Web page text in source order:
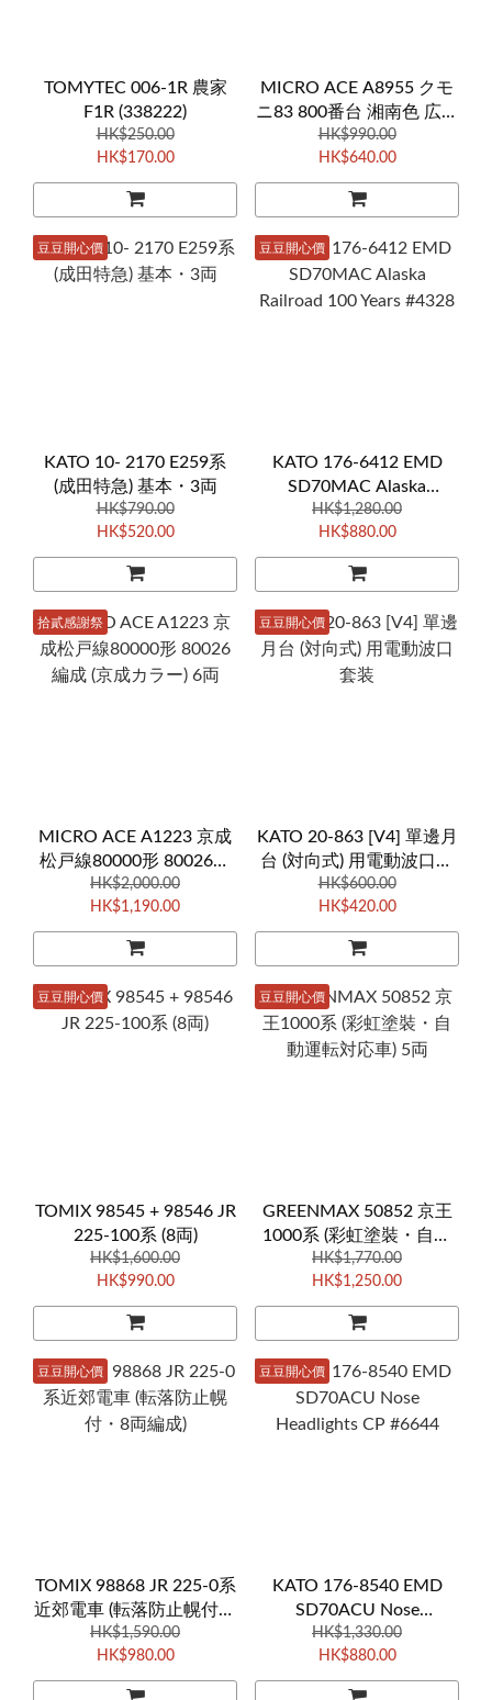
TOMYTEC 006-1R 農家
F1R (338222)
HK$250.00
HK$170.00
MICRO ACE A8955 クモ
ニ83 800番台 湘南色 広島
運転所 2両 (雙動力車)
HK$990.00
HK$640.00
豆豆開心價
KATO 10- 2170 E259系
(成田特急) 基本・3両
HK$790.00
HK$520.00
豆豆開心價
KATO 176-6412 EMD
SD70MAC Alaska
Railroad 100 Years #4328
HK$1,280.00
HK$880.00
拾貳感謝祭
MICRO ACE A1223 京成
松戸線80000形 80026編
成 (京成カラー) 6両
HK$2,000.00
HK$1,190.00
豆豆開心價
KATO 20-863 [V4] 單邊月
台 (対向式) 用電動波口套
装
HK$600.00
HK$420.00
豆豆開心價
TOMIX 98545 + 98546 JR
225-100系 (8両)
HK$1,600.00
HK$990.00
豆豆開心價
GREENMAX 50852 京王
1000系 (彩虹塗裝・自動
運転対応車) 5両
HK$1,770.00
HK$1,250.00
豆豆開心價
TOMIX 98868 JR 225-0系
近郊電車 (転落防止幌付・
8両編成)
HK$1,590.00
HK$980.00
豆豆開心價
KATO 176-8540 EMD
SD70ACU Nose
Headlights CP #6644
HK$1,330.00
HK$880.00